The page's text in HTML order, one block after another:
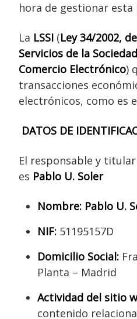
hora de gestionar
La LSSI (Ley 34/2002,
Servicios de la
Comercio Electrónico)
transacciones
electrónicos, como es
DATOS DE
El responsable y
es Pablo U. Soler
Nombre: Pablo U.
NIF: 51195157D
Domicilio Social:
Planta – Madrid
Actividad del sitio
contenido